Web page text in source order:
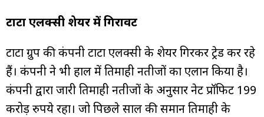
टाटा एलक्सी शेयर में गिरावट
टाटा ग्रुप की कंपनी टाटा एलक्सी के शेयर गिरकर ट्रेड कर रहे
हैं। कंपनी ने भी हाल में तिमाही नतीजों का एलान किया है।
कंपनी द्वारा जारी तिमाही नतीजों के अनुसार नेट प्रॉफिट 199
करोड़ रुपये रहा। जो पिछले साल की समान तिमाही के